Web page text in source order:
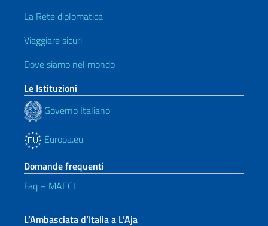
La Rete diplomatica
Viaggiare sicuri
Dove siamo nel mondo
Le Istituzioni
Governo Italiano
Europa.eu
Domande frequenti
Faq – MAECI
L’Ambasciata d’Italia a L’Aja